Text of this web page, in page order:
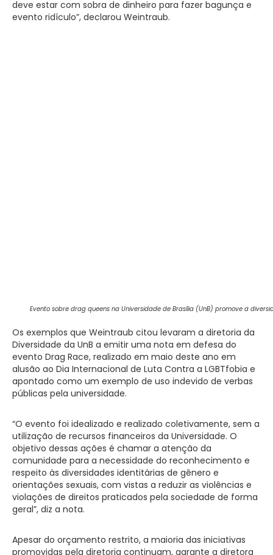
deve estar com sobra de dinheiro para fazer bagunça e
evento ridículo”, declarou Weintraub.
Evento sobre drag queens na Universidade de Brasília (UnB) promove a
Os exemplos que Weintraub citou levaram a diretoria da
Diversidade da UnB a emitir uma nota em defesa do
evento Drag Race, realizado em maio deste ano em
alusão ao Dia Internacional de Luta Contra a LGBTfobia e
apontado como um exemplo de uso indevido de verbas
públicas pela universidade.
“O evento foi idealizado e realizado coletivamente, sem a
utilização de recursos financeiros da Universidade. O
objetivo dessas ações é chamar a atenção da
comunidade para a necessidade do reconhecimento e
respeito às diversidades identitárias de gênero e
orientações sexuais, com vistas a reduzir as violências e
violações de direitos praticados pela sociedade de forma
geral”, diz a nota.
Apesar do orçamento restrito, a maioria das iniciativas
promovidas pela diretoria continuam, garante a diretora